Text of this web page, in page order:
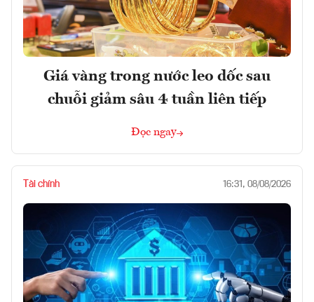
Giá vàng trong nước leo dốc sau
chuỗi giảm sâu 4 tuần liên tiếp
Đọc ngay
Tài chính 16:31, 08/08/2026